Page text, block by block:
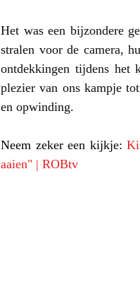
Het was een bijzondere
stralen voor de camera,
ontdekkingen tijdens het
plezier van ons kampje
en opwinding.
Neem zeker een kijkje:
aaien" | ROBtv